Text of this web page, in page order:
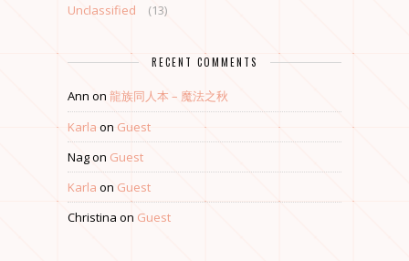
Unclassified
(13)
RECENT COMMENTS
Ann on 龍族同人本 – 魔法之秋
Karla on Guest
Nagon Guest
Karla on Guest
Christina on Guest